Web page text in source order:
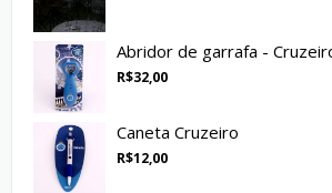
Abridor de garrafa -
R$32,00
Caneta Cruzeiro
R$12,00